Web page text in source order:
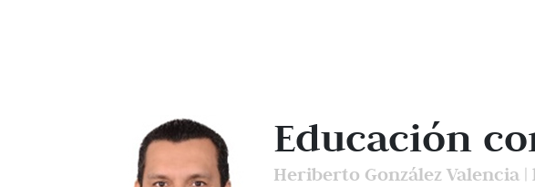
Educación
Heriberto González Valencia